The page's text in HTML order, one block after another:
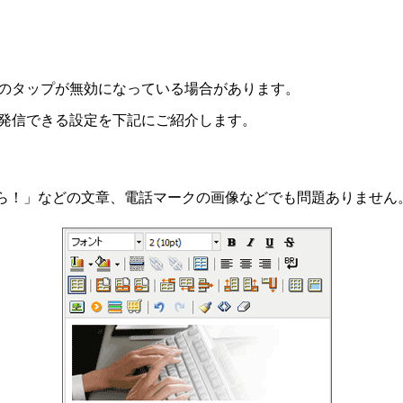
ップが無効になっている場合があります。
できる設定を下記にご紹介します。
」などの文章、電話マークの画像などでも問題ありません